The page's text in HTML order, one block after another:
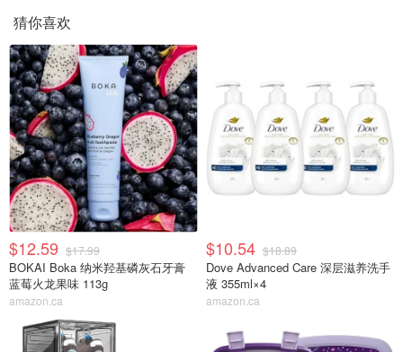
猜你喜欢
$12.59 $17.99
BOKAI Boka 纳米羟基磷灰石牙膏
蓝莓火龙果味 113g
amazon.ca
$10.54 $18.89
Dove Advanced Care 深层滋养洗手
液 355ml×4
amazon.ca